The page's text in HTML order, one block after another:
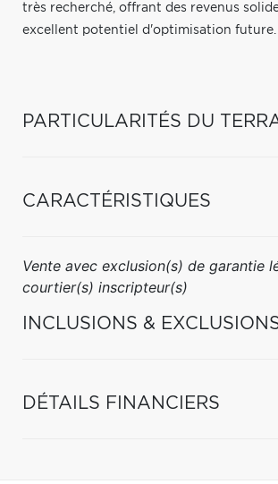
très recherché, offrant des revenus
excellent potentiel d'optimisation future.
PARTICULARITÉS DU
CARACTÉRISTIQUES
Vente avec exclusion(s) de garantie
courtier(s) inscripteur(s)
INCLUSIONS &
DÉTAILS FINANCIERS